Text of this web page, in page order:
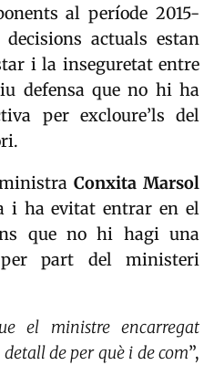
al període 2015-
actuals estan
i la inseguretat entre
defensa que no hi ha
per excloure’ls del
Conxita Marsol
i ha evitat entrar en el
que no hi hagi una
per part del ministeri
el ministre encarregat
de per què i de com”,